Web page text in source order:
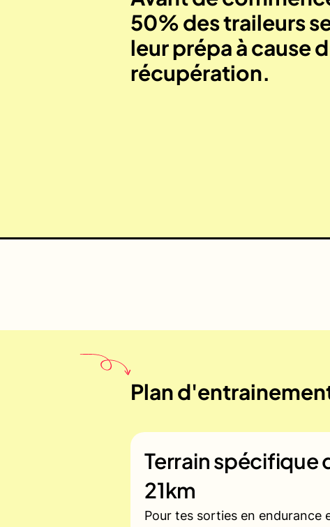
50% des traileurs
leur prépa à cause
récupération.
Plan
Terrain spécifique
21km
Pour tes sorties en endurance